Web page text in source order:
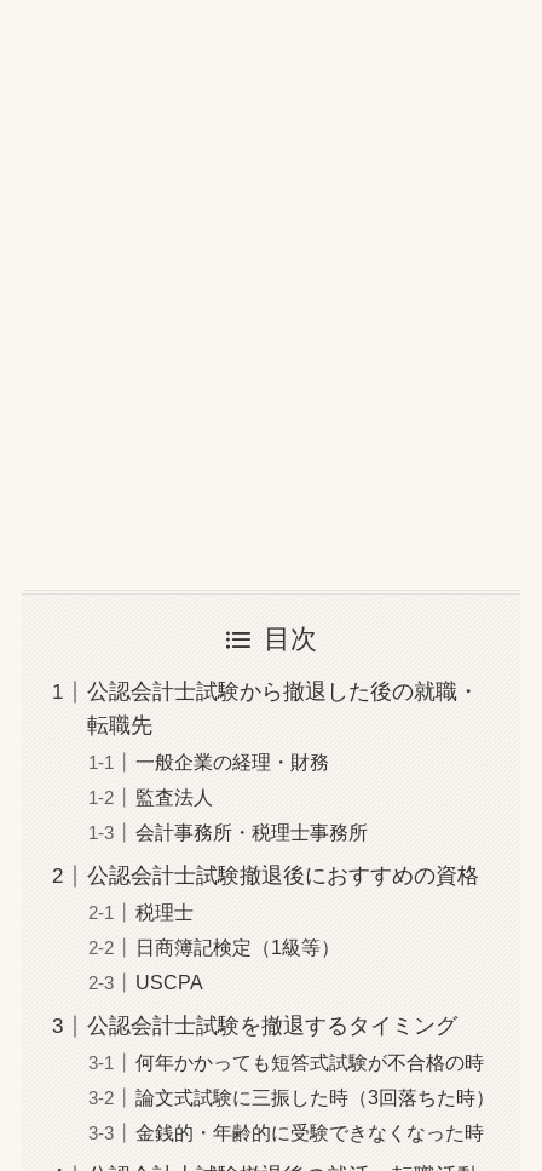
目次
公認会計士試験から撤退した後の就職・
転職先
一般企業の経理・財務
監査法人
会計事務所・税理士事務所
公認会計士試験撤退後におすすめの資格
税理士
日商簿記検定（1級等）
USCPA
公認会計士試験を撤退するタイミング
何年かかっても短答式試験が不合格の時
論文式試験に三振した時（3回落ちた時）
金銭的・年齢的に受験できなくなった時